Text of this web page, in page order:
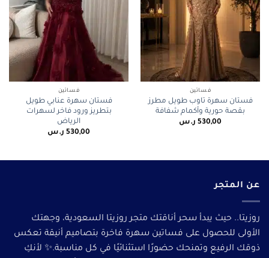
فساتين
فستان سهرة تاوب طويل مطرز
بقصة حورية وأكمام شفافة
530,00 ر.س
فساتين
فستان سهرة عنابي طويل
بتطريز ورود فاخر لسهرات
الرياض
530,00 ر.س
عن المتجر
روزيتا.. حيث يبدأ سحر أناقتك متجر روزيتا السعودية، وجهتك
الأولى للحصول على فساتين سهرة فاخرة بتصاميم أنيقة تعكس
ذوقك الرفيع وتمنحك حضورًا استثنائيًا في كل مناسبة.✨ لأنكِ